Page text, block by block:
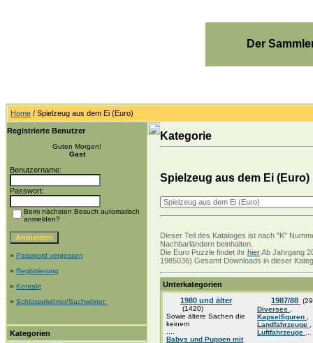
Der
Home / Spielzeug aus dem Ei (Euro)
Registrierte Benutzer
Guten Morgen!
Gast
Benutzername:
Passwort:
Beim nächsten Besuch automatisch
anmelden?
» Password vergessen
» Registrierung
» Kontakt
» Schlüsselwörter/Suchwörter:
Kategorien
Kategorie
Spielzeug aus dem Ei (Euro)
Dieser Teil des Kataloges ist nach "K"
Nachbarländern beinhalten.
Die Euro Puzzle findet ihr hierAb Jahrgang
1985036) Gesamt Downloads in dieser
Unterkategorien
1980 und älter
(1420)
Sowie ältere Sachen die
keinem
Babys und Puppen mit
1987/88
Diverses
Kapselfiguren
Landfahrzeuge
Luftfahrzeuge